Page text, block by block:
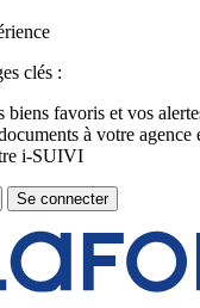
clés :
biens favoris et vos
à votre agence
i-SUIVI
Se connecter